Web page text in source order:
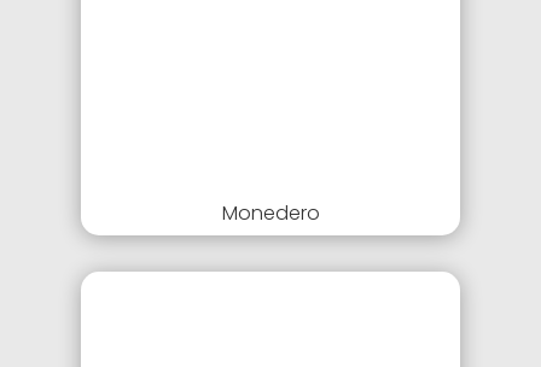
Monedero